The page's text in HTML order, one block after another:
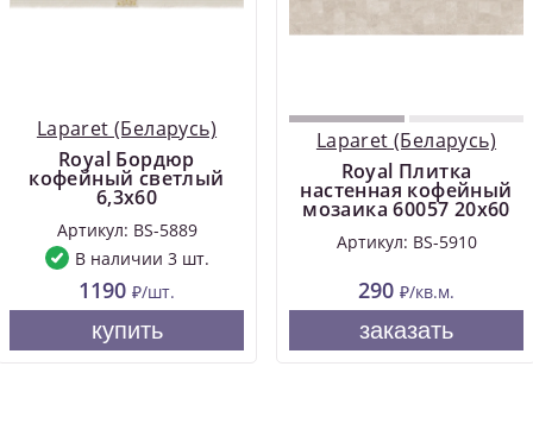
Laparet (Беларусь)
Royal Бордюр
кофейный светлый
6,3х60
Артикул: BS-5889
В наличии 3 шт.
1190 ₽/шт.
купить
Laparet (Беларусь)
Royal Плитка
настенная кофейный
мозаика 60057 20х60
Артикул: BS-5910
290 ₽/кв.м.
заказать